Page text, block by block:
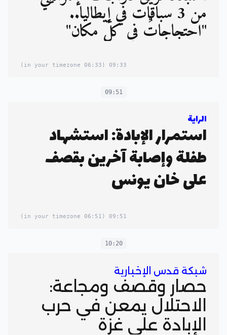
من 3 سباقات في إيطاليا..
"احتجاجاتٌ في كلِّ مكان"
09:33
(06:33 in your timezone)
09:51
الراية
استمرار الإبادة: استشهاد
طفلة وإصابة آخرين بقصف
على خان يونس
09:51
(06:51 in your timezone)
10:20
شبكة قدس الإخبارية
حصار وقصف ومجاعة:
الاحتلال يمعن في حرب
الإبادة على غزة